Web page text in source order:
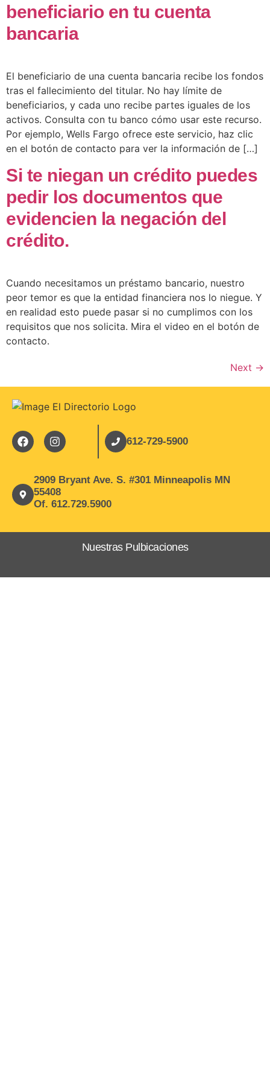
beneficiario en tu cuenta
bancaria
El beneficiario de una cuenta bancaria recibe los fondos
tras el fallecimiento del titular. No hay límite de
beneficiarios, y cada uno recibe partes iguales de los
activos. Consulta con tu banco cómo usar este recurso.
Por ejemplo, Wells Fargo ofrece este servicio, haz clic
en el botón de contacto para ver la información de […]
Si te niegan un crédito puedes
pedir los documentos que
evidencien la negación del
crédito.
Cuando necesitamos un préstamo bancario, nuestro
peor temor es que la entidad financiera nos lo niegue. Y
en realidad esto puede pasar si no cumplimos con los
requisitos que nos solicita. Mira el video en el botón de
contacto.
Next →
612-729-5900
2909 Bryant Ave. S. #301 Minneapolis MN
55408
Of. 612.729.5900
Nuestras Pulbicaciones